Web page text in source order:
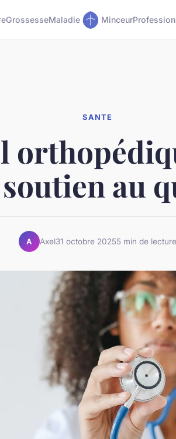
GrossesseMaladie Minceur
SANTE
au
A Axel31 octobre 20255 min de lecture